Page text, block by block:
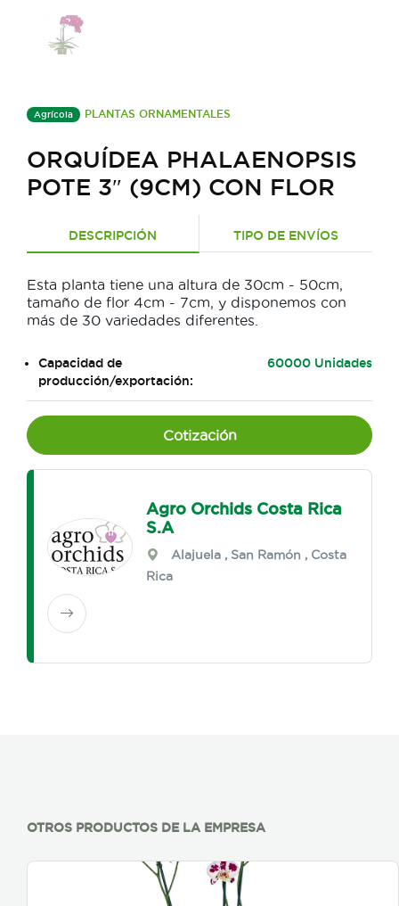
Agrícola PLANTAS ORNAMENTALES
ORQUÍDEA PHALAENOPSIS
POTE 3″ (9CM) CON FLOR
DESCRIPCIÓN TIPO DE ENVÍOS
Esta planta tiene una altura de 30cm - 50cm,
tamaño de flor 4cm - 7cm, y disponemos con
más de 30 variedades diferentes.
Capacidad de
producción/exportación:
60000 Unidades
Cotización
Agro Orchids Costa Rica
S.A
Alajuela , San Ramón , Costa
Rica
OTROS PRODUCTOS DE LA EMPRESA